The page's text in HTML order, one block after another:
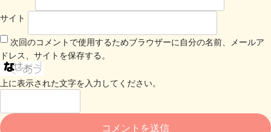
サイト
次回のコメントで使用するためブラウザーに自分の名前、メールア
ドレス、サイトを保存する。
上に表示された文字を入力してください。